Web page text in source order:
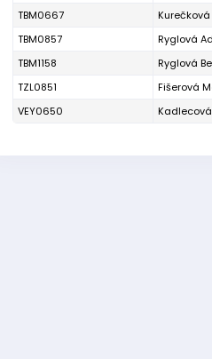
TBM0667
TBM0857
Ryglová
TBM1158
Ryglová
TZL0851
Fišerová
VEY0650